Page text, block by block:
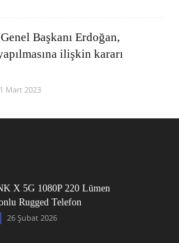
Başkanı Erdoğan,
ilişkin kararı
Mart 2023
X 5G 1080P 220 Lümen
Rugged Telefon
26 Şubat 2026